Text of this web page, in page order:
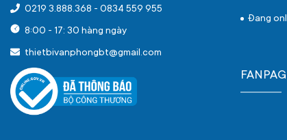
0219 3.888.368 - 0834 559 955
8:00 - 17: 30 hàng ngày
thietbivanphongbt@gmail.com
Đang